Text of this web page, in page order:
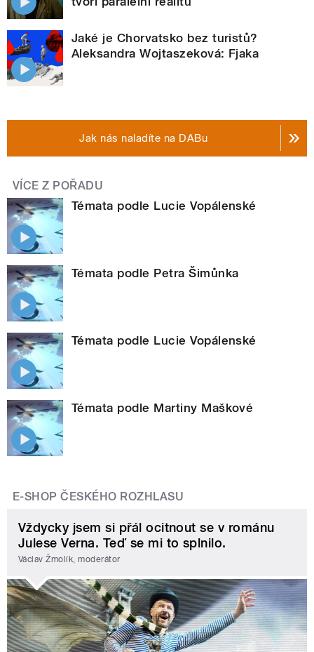
Jaké je Chorvatsko bez turistů?
Aleksandra Wojtaszeková: Fjaka
Jak nás naladíte na DABu
VÍCE Z POŘADU
Témata podle Lucie Vopálenské
Témata podle Petra Šimůnka
Témata podle Lucie Vopálenské
Témata podle Martiny Maškové
E-SHOP ČESKÉHO ROZHLASU
Vždycky jsem si přál ocitnout se v románu
Julese Verna. Teď se mi to splnilo.
Václav Žmolík, moderátor